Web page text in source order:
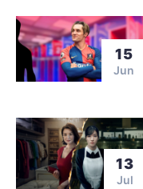
15
Jun
13
Jul